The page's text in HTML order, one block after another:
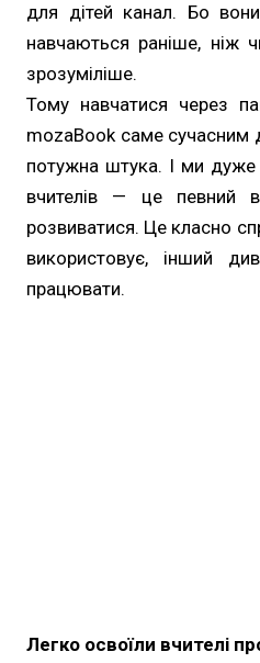
для дітей канал. Бо
навчаються раніше, ніж
зрозуміліше.
Тому навчатися через
mozaBook саме сучасним
потужна штука. І ми
вчителів — це певний
розвиватися. Це класно
використовує, інший
працювати.
Легко освоїли вчителі